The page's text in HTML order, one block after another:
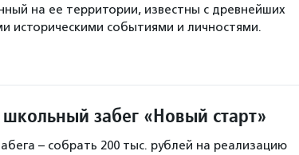
на ее территории, известны с древнейших
историческими событиями и личностями.
забег «Новый старт»
– собрать 200 тыс. рублей на реализацию